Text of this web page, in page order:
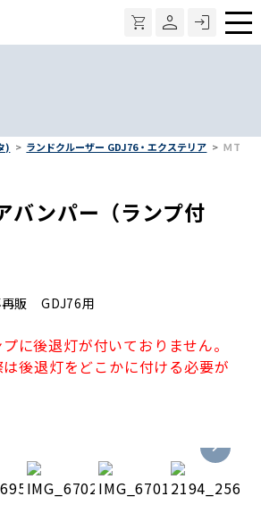
) ランドクルーザー GDJ76・エクステリア ＭＴＲ
バンパー（ランプ付
再販 GDJ76用
に後退灯が付いておりません。
後退灯をどこかに付ける必要が
メ